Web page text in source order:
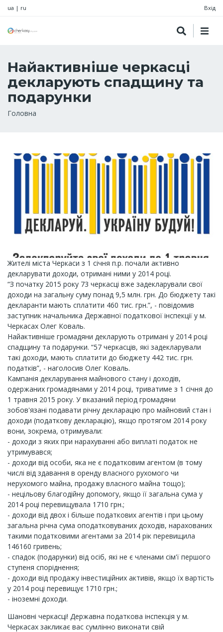
ua | ru Вхід
Найактивніше черкасці
декларують спадщину та
подарунки
Рядок
Головна
Жителі міста Черкаси з 1 січня п.р. почали активно
декларувати доходи, отримані ними у 2014 році.
“З початку 2015 року 73 черкасці вже задекларували свої
доходи на загальну суму понад 9,5 млн. грн. До бюджету такі
декларанти мають сплатити 460 тис. грн.”, - повідомив
заступник начальника Державної податкової інспекції у м.
Черкасах Олег Коваль.
Найактивніше громадяни декларують отримані у 2014 році
спадщину та подарунки. “57 черкасців, які задекларували
такі доходи, мають сплатити до бюджету 442 тис. грн.
податків”, - наголосив Олег Коваль.
Кампанія декларування майнового стану і доходів,
одержаних громадянами у 2014 році, триватиме з 1 січня до
1 травня 2015 року. У вказаний період громадяни
зобов'язані подавати річну декларацію про майновий стан і
доходи (податкову декларацію), якщо протягом 2014 року
вони, зокрема, отримували:
- доходи з яких при нарахуванні або виплаті податок не
утримувався;
- доходи від особи, яка не є податковим агентом (в тому
числі від здавання в оренду власного рухомого чи
нерухомого майна, продажу власного майна тощо);
- нецільову благодійну допомогу, якщо її загальна сума у
2014 році перевищувала 1710 грн.;
- доходи від двох і більше податкових агентів і при цьому
загальна річна сума оподатковуваних доходів, нарахованих
такими податковими агентами за 2014 рік перевищила
146160 гривень;
- спадок (подарунки) від осіб, які не є членами сім'ї першого
ступеня споріднення;
- доходи від продажу інвестиційних активів, якщо їх вартість
у 2014 році перевищує 1710 грн.;
- іноземні доходи.
Шановні черкасці! Державна податкова інспекція у м.
Черкасах закликає вас сумлінно виконати свій